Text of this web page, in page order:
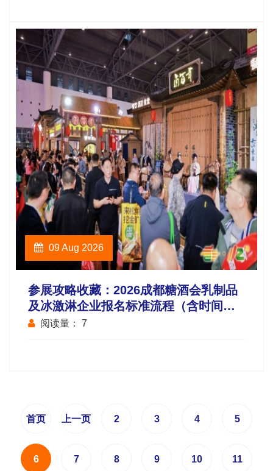
09 Aug 2026
参展攻略收藏：2026成都糖酒会乳制品
及冰激淋企业报名标准流程（含时间地
点、费用等关键步骤）
阅读量： 7
首页 上一页 2 3 4 5
6 7 8 9 10 11